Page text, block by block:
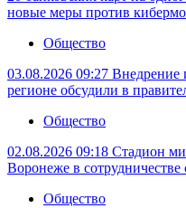
новые меры против
Общество
03.08.2026 09:27 Внедрение
регионе обсудили в
Общество
02.08.2026 09:18 Стадион
Воронеже в сотрудничестве
Общество